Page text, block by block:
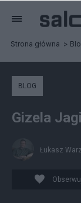
Strona główna
BLOG
Gizela
Łukasz